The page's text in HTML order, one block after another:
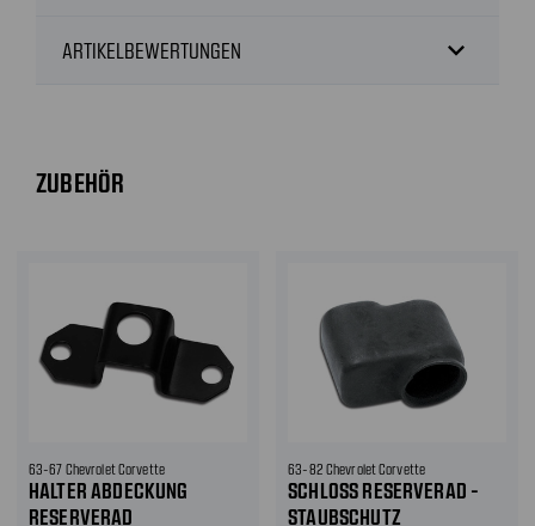
ARTIKELBEWERTUNGEN expand_more
ZUBEHÖR
63-67 Chevrolet Corvette
HALTER ABDECKUNG
RESERVERAD
63-82 Chevrolet Corvette
SCHLOSS RESERVERAD -
STAUBSCHUTZ